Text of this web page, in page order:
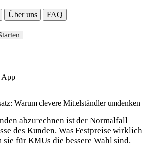
Über uns
FAQ
App
Warum clevere Mittelständler umdenken
abzurechnen ist der Normalfall —
des Kunden. Was Festpreise wirklich
sie für KMUs die bessere Wahl sind.